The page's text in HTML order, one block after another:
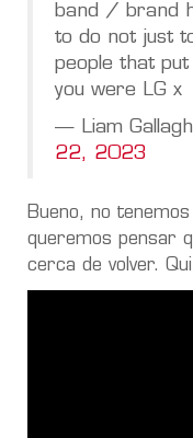
band / brand
to do not just
people that
you were LG x
— Liam
22, 2023
Bueno, no
queremos pensar
cerca de volver.